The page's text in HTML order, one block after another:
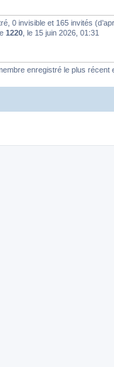
0 invisible et 165 invités
1220 , le 15 juin 2026, 01:31
enregistré le plus récent